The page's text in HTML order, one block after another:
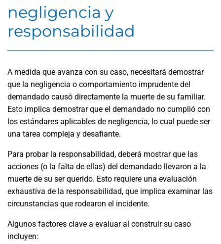
negligencia y
responsabilidad
A medida que avanza con su caso, necesitará demostrar
que la negligencia o comportamiento imprudente del
demandado causó directamente la muerte de su familiar.
Esto implica demostrar que el demandado no cumplió con
los estándares aplicables de negligencia, lo cual puede ser
una tarea compleja y desafiante.
Para probar la responsabilidad, deberá mostrar que las
acciones (o la falta de ellas) del demandado llevaron a la
muerte de su ser querido. Esto requiere una evaluación
exhaustiva de la responsabilidad, que implica examinar las
circunstancias que rodearon el incidente.
Algunos factores clave a evaluar al construir su caso
incluyen: